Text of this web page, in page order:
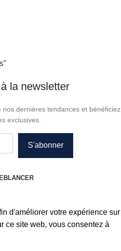
la newsletter
dernières tendances et bénéficiez
exclusives.
d'améliorer votre expérience sur
ce site web, vous consentez à